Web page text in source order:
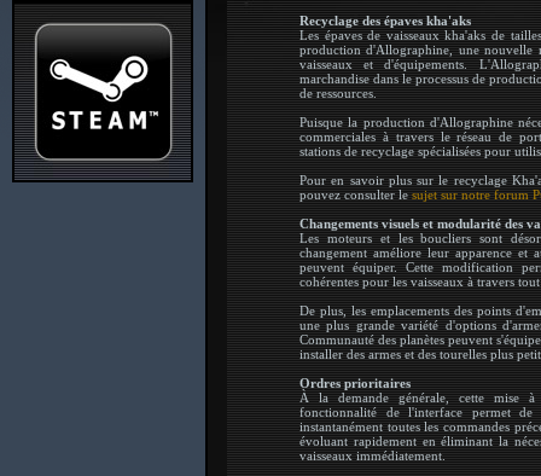
Recyclage des épaves kha'aks
Les épaves de vaisseaux kha'aks de
production d'Allographine, une nouvelle
vaisseaux et d'équipements.
marchandise dans le processus de
de ressources.
Puisque la production d'Allographine
commerciales à travers le réseau de
stations de recyclage spécialisées pour
Pour en savoir plus sur le recyclage
pouvez consulter le sujet sur notre forum
Changements visuels et modularité des
Les moteurs et les boucliers sont
changement améliore leur apparence et
peuvent équiper. Cette modification
cohérentes pour les vaisseaux à travers
De plus, les emplacements des points
une plus grande variété d'options
Communauté des planètes peuvent
installer des armes et des tourelles plus
Ordres prioritaires
À la demande générale, cette mise
fonctionnalité de l'interface permet
instantanément toutes les commandes
évoluant rapidement en éliminant la
vaisseaux immédiatement.